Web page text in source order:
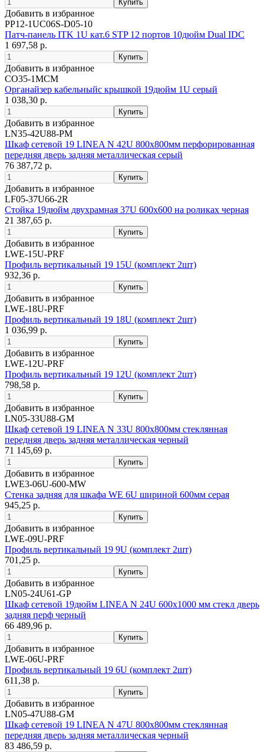
Добавить в избранное
PP12-1UC06S-D05-10
Патч-панель ITK 1U кат.6 STP 12 портов 10дюйм Dual IDC
1 697,58 р.
Добавить в избранное
CO35-1MCM
Органайзер кабельныйс крышкой 19дюйм 1U серый
1 038,30 р.
Добавить в избранное
LN35-42U88-PM
Шкаф сетевой 19 LINEA N 42U 800х800мм перфорированная
передняя дверь задняя металлическая серый
76 387,72 р.
Добавить в избранное
LF05-37U66-2R
Стойка 19дюйм двухрамная 37U 600x600 на роликах черная
21 387,65 р.
Добавить в избранное
LWE-15U-PRF
Профиль вертикальный 19 15U (комплект 2шт)
932,36 р.
Добавить в избранное
LWE-18U-PRF
Профиль вертикальный 19 18U (комплект 2шт)
1 036,99 р.
Добавить в избранное
LWE-12U-PRF
Профиль вертикальный 19 12U (комплект 2шт)
798,58 р.
Добавить в избранное
LN05-33U88-GM
Шкаф сетевой 19 LINEA N 33U 800х800мм стеклянная
передняя дверь задняя металлическая черный
71 145,69 р.
Добавить в избранное
LWE3-06U-600-MW
Стенка задняя для шкафа WE 6U шириной 600мм серая
945,25 р.
Добавить в избранное
LWE-09U-PRF
Профиль вертикальный 19 9U (комплект 2шт)
701,25 р.
Добавить в избранное
LN05-24U61-GP
Шкаф сетевой 19дюйм LINEA N 24U 600х1000 мм стекл дверь
задняя перф черный
66 489,96 р.
Добавить в избранное
LWE-06U-PRF
Профиль вертикальный 19 6U (комплект 2шт)
611,38 р.
Добавить в избранное
LN05-47U88-GM
Шкаф сетевой 19 LINEA N 47U 800х800мм стеклянная
передняя дверь задняя металлическая черный
83 486,59 р.